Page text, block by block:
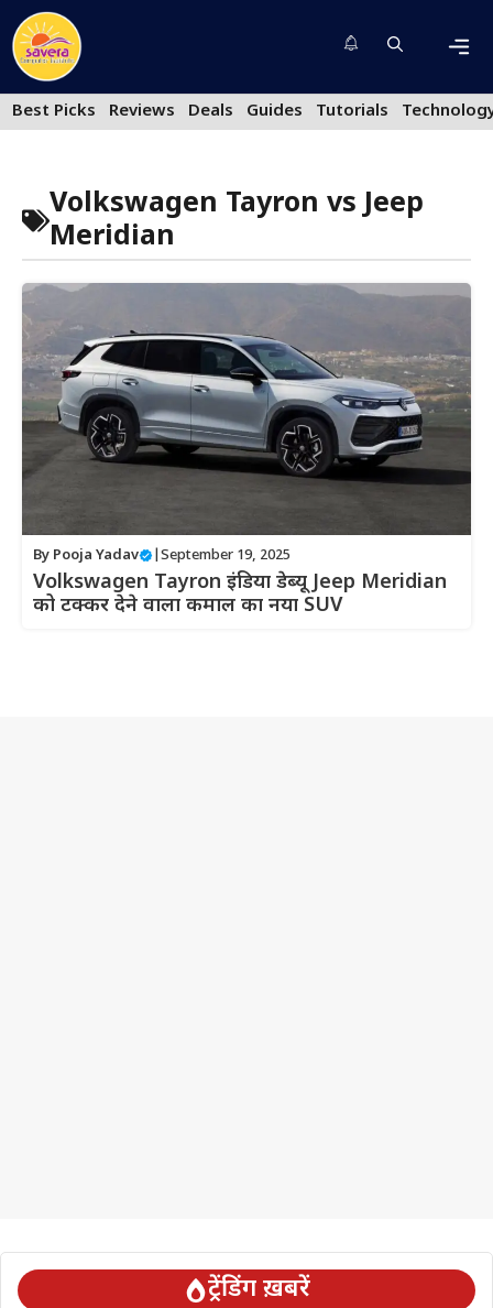
Skip
to
content
Best Picks
Reviews Deals Guides Tutorials
Volkswagen Tayron vs Jeep
Meridian
By Pooja Yadav September 19, 2025
Volkswagen Tayron इंडिया डेब्यू Jeep Meridian
को टक्कर देने वाला कमाल का नया SUV
ट्रेंडिंग ख़बरें